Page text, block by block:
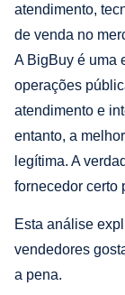
atendimento,
de venda no
A BigBuy é uma
operações
atendimento e
entanto, a
legítima. A
fornecedor certo
Esta análise
vendedores
a pena.